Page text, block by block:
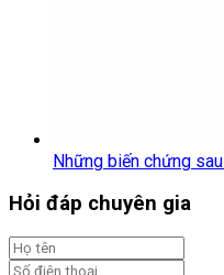
Những biến chứng
Hỏi đáp chuyên gia